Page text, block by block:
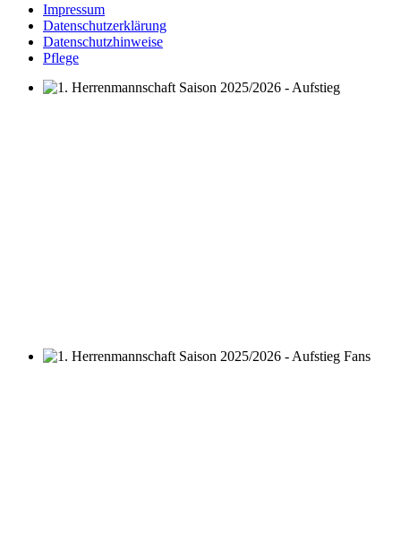
Impressum
Datenschutzerklärung
Datenschutzhinweise
Pflege